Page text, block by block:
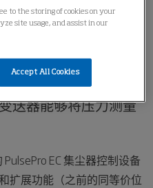
EC
送器能够将压力测量
PulsePro EC 集尘器控制设备
扩展功能（之前的同等价位
to the storing of cookies on your
site usage, and assist in our
Accept All Cookies